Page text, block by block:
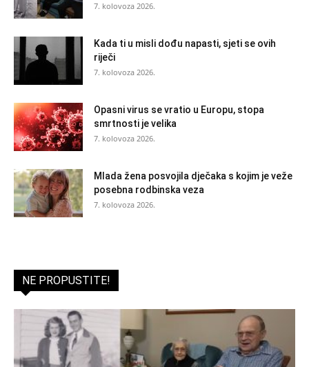
7. kolovoza 2026.
Kada ti u misli dođu napasti, sjeti se ovih
riječi
7. kolovoza 2026.
Opasni virus se vratio u Europu, stopa
smrtnosti je velika
7. kolovoza 2026.
Mlada žena posvojila dječaka s kojim je veže
posebna rodbinska veza
7. kolovoza 2026.
NE PROPUSTITE!